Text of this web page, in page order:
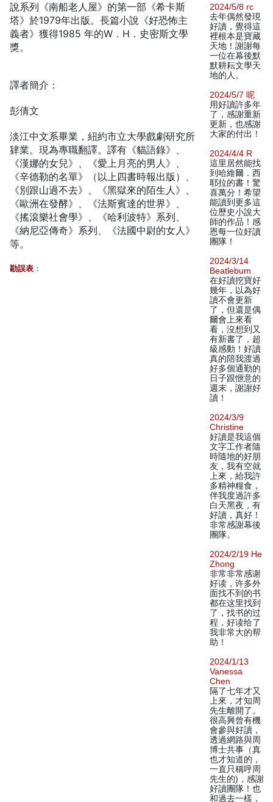
說系列《南船老人屋》的第一部《希卡斯
塔》於1979年出版。長篇小說《好恐怖主
義者》獲得1985 年的W．H．史密斯文學
獎。
譯者簡介：
彭倩文
淡江中文系畢業，紐約市立大學戲劇研究所
肄業。現為專職翻譯。譯有《貓語錄》、
《漢娜的女兒》、《愛上月亮的男人》、
《辛德勒的名單》（以上四書時報出版）、
《別跟山過不去》、《黑獄來的陌生人》、
《歐洲在發酵》、《法斯賓達的世界》、
《搖滾樂社會學》、《哈利波特》系列、
《納尼亞傳奇》系列、《法國中尉的女人》
等。
勘誤表 ：
2024/5/8 rc
去年偶然發現
好讀，覺得這
裡根本是寶藏
天地！謝謝每
一位在幕後默
默耕耘文學天
地的人。
2024/5/7 呢
用好讀許多年
了，感謝重新
更新，也感謝
大家的付出！
2024/4/4 R
這里居然能找
到哈維爾．西
耶拉的書！驚
喜萬分！希望
能讀到更多這
位歷史小說大
師的作品！感
恩每一位好讀
團隊！
2024/3/14
Beatlebum
在好讀挖寶好
幾年，以為好
讀不會更新
了，但還是偶
爾會上來看
看，沒想到又
有新書了，超
級感動！好讀
真的陪我渡過
好多個通勤的
日子跟愜意的
週末，謝謝好
讀！
2024/3/9
Christine
好讀是我這個
文字工作者隨
時隨地的好朋
友，我有空就
上來，給我許
多精神糧食，
伴我度過許多
白天黑夜，有
好讀，真好！
非常感謝幕後
團隊。
2024/2/19 He
Zhong
非常非常感谢
好读，许多外
面找不到的书
都在这里找到
了，找书的过
程，好读给了
我非常大的帮
助！
2024/1/13
Vanessa
Chen
隔了七年才又
上來，才知周
先生離開了。
很高興曾有機
會參與好讀，
透過網路與周
博士共事（真
也才知道的，
一直只稱呼周
先生的)，感謝
好讀團隊！也
和過去一樣，